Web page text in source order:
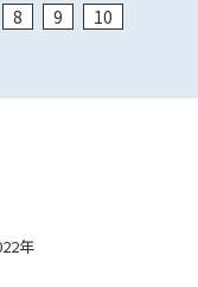
8 9
10
年